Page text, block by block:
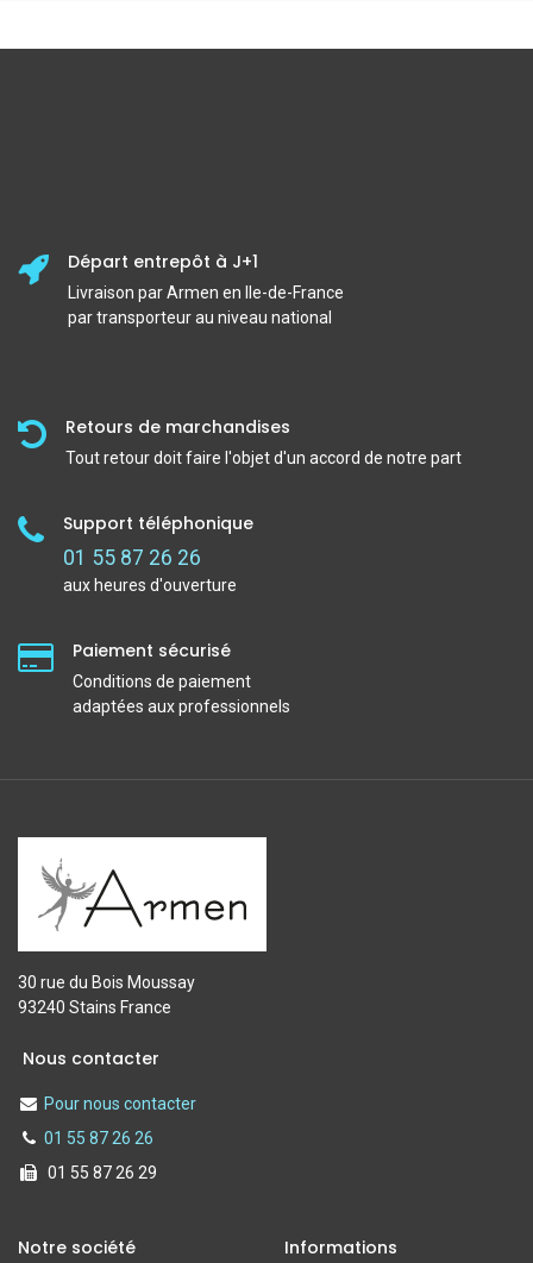
Départ entrepôt à J+1
Livraison par Armen en Ile-de-France
par transporteur au niveau national
Retours de marchandises
Tout retour doit faire l'objet d'un accord de notre part
Support téléphonique
01 55 87 26 26
aux heures d'ouverture
Paiement sécurisé
Conditions de paiement
adaptées aux professionnels
30 rue du Bois Moussay
93240 Stains France
Nous contacter
Pour nous contacter
01 55 87 26 26
01 55 87 26 29
Notre société Informations